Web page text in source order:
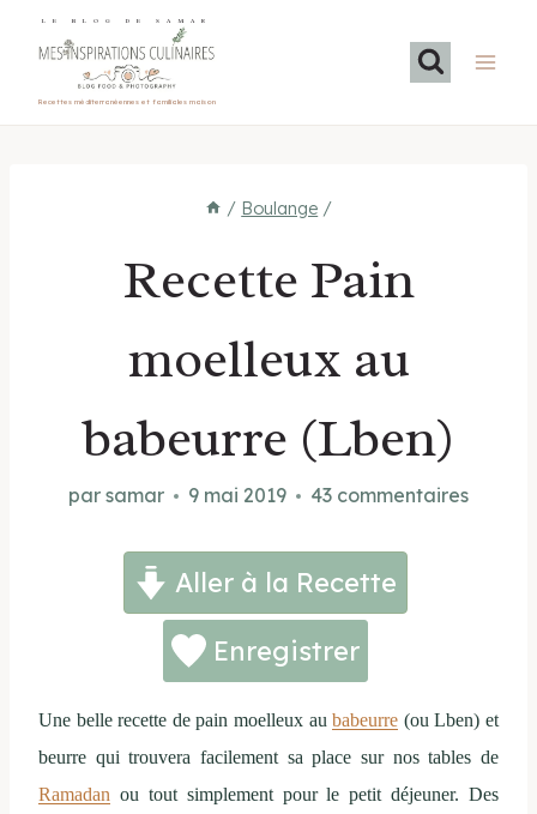
LE BLOG DE SAMAR
Recettes méditerranéennes et familiales maison
/ Boulange /
Recette Pain
moelleux au
babeurre (Lben)
par samar 9 mai 2019 43 commentaires
Aller à la Recette
Enregistrer
Une belle recette de pain moelleux aubabeurre (ou Lben) et
beurre qui trouvera facilement sa place sur nos tables de
Ramadan ou tout simplement pour le petit déjeuner. Des